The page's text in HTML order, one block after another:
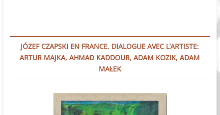
JÓZEF CZAPSKI EN FRANCE. DIALOGUE AVEC L’ARTISTE:
ARTUR MAJKA, AHMAD KADDOUR, ADAM KOZIK, ADAM
MAŁEK